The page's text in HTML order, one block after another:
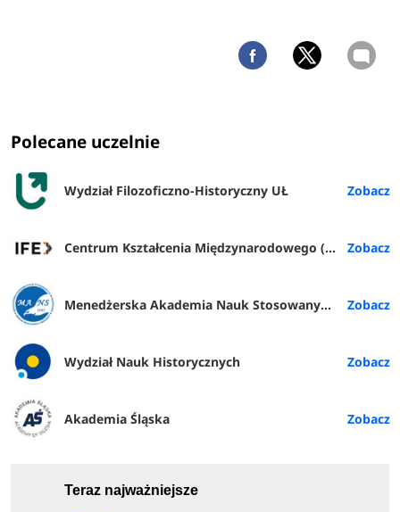
Polecane uczelnie
Wydział Filozoficzno-Historyczny UŁ
Centrum Kształcenia Międzynarodowego (IFE) PŁ
Menedżerska Akademia Nauk Stosowanych w Warszawie
Wydział Nauk Historycznych
Akademia Śląska
Teraz najważniejsze